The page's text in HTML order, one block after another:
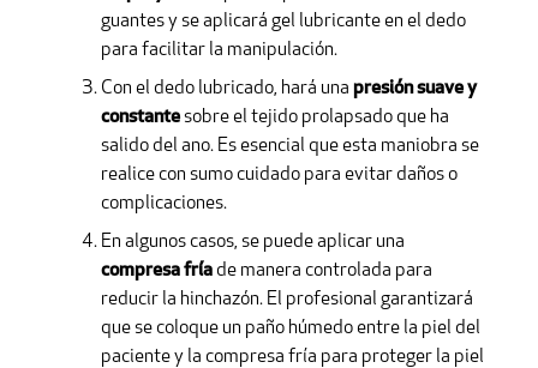
guantes y se aplicará gel lubricante en el dedo
para facilitar la manipulación.
Con el dedo lubricado, hará una presión suave y
constantesobre el tejido prolapsado que ha
salido del ano. Es esencial que esta maniobra se
realice con sumo cuidado para evitar daños o
complicaciones.
En algunos casos, se puede aplicar una
compresa fría de manera controlada para
reducir la hinchazón. El profesional garantizará
que se coloque un paño húmedo entre la piel del
paciente y la compresa fría para proteger la piel